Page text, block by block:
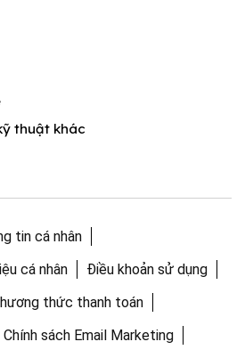
thuật khác
tin cá nhân
cá nhân
Điều khoản sử dụng
thức thanh toán
Chính sách Email Marketing